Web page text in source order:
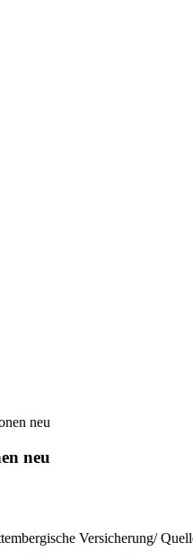
neu
neu
Versicherung/